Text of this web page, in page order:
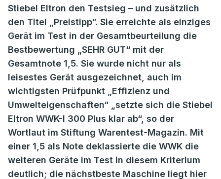
Stiebel Eltron den Testsieg – und zusätzlich
den Titel „Preistipp“. Sie erreichte als einziges
Gerät im Test in der Gesamtbeurteilung die
Bestbewertung „SEHR GUT“ mit der
Gesamtnote 1,5. Sie wurde nicht nur als
leisestes Gerät ausgezeichnet, auch im
wichtigsten Prüfpunkt „Effizienz und
Umwelteigenschaften“ „setzte sich die Stiebel
Eltron WWK-I 300 Plus klar ab“, so der
Wortlaut im Stiftung Warentest-Magazin. Mit
einer 1,5 als Note deklassierte die WWK die
weiteren Geräte im Test in diesem Kriterium
deutlich; die nächstbeste Maschine liegt hier